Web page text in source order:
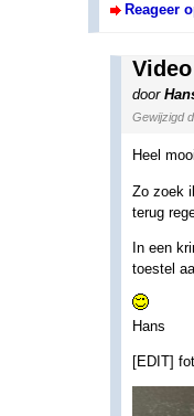
Reageer
door
Gewijzigd
Heel
Zo zoek
terug
In een
toestel
Hans
[EDIT]